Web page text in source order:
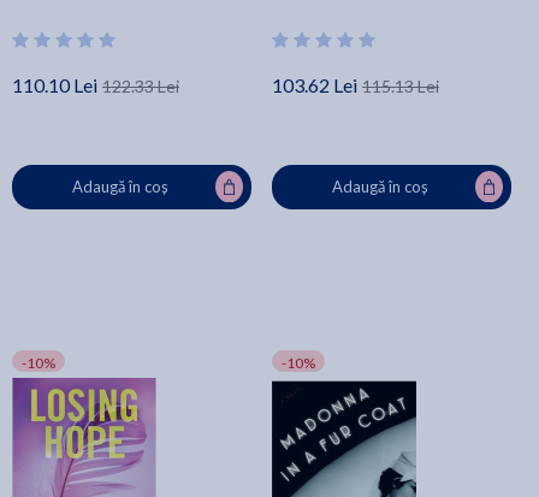
110.10 Lei 122.33 Lei
Adaugă în coș
103.62 Lei 115.13 Lei
Adaugă în coș
-10% -10%